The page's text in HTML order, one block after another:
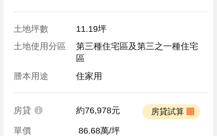
土地坪數
11.19坪
土地使用分區
第三種住宅區及第三之一種住宅
區
謄本用途
住家用
房貸 約76,978元
單價 86.68萬/坪